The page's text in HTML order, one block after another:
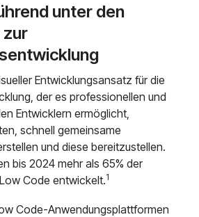
unter den
Entwicklungsansatz für die
der es professionellen und
Entwicklern ermöglicht,
schnell gemeinsame
und diese bereitzustellen.
bis 2024 mehr als 65% der
Code entwickelt.1
Code-Anwendungsplattformen